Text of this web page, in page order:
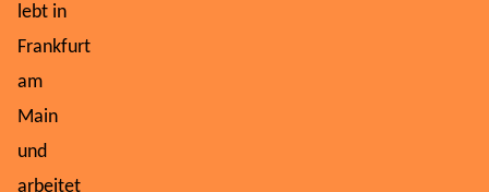
lebt in
Frankfurt
am
Main
und
arbeitet